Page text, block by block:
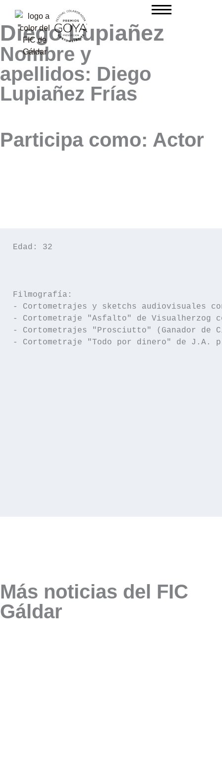
contenido
Diego Lupiañez
Nombre y
apellidos: Diego
Lupiañez Frías
Participa como: Actor
Edad: 32
Filmografía:
- Cortometrajes y sketchs audiovisuales
- Cortometraje "Asfalto" de Visualherzog
- Cortometrajes "Prosciutto" (Ganador de
- Cortometraje "Todo por dinero" de J.A.
Más noticias del FIC
Gáldar